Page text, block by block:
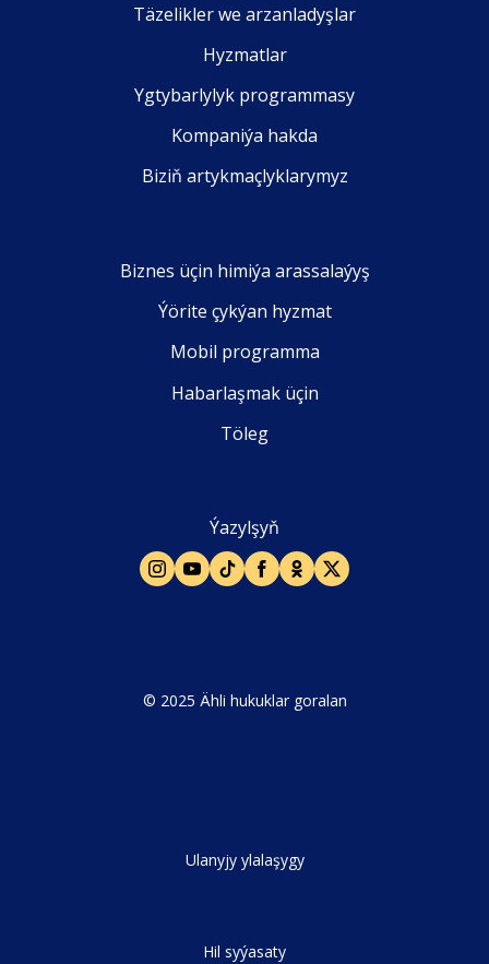
Täzelikler we arzanladyşlar
Hyzmatlar
Ygtybarlylyk programmasy
Kompaniýa hakda
Biziň artykmaçlyklarymyz
Biznes üçin himiýa arassalaýyş
Ýörite çykýan hyzmat
Mobil programma
Habarlaşmak üçin
Töleg
Ýazylşyň
© 2025 Ähli hukuklar goralan
Ulanyjy ylalaşygy
Hil syýasaty